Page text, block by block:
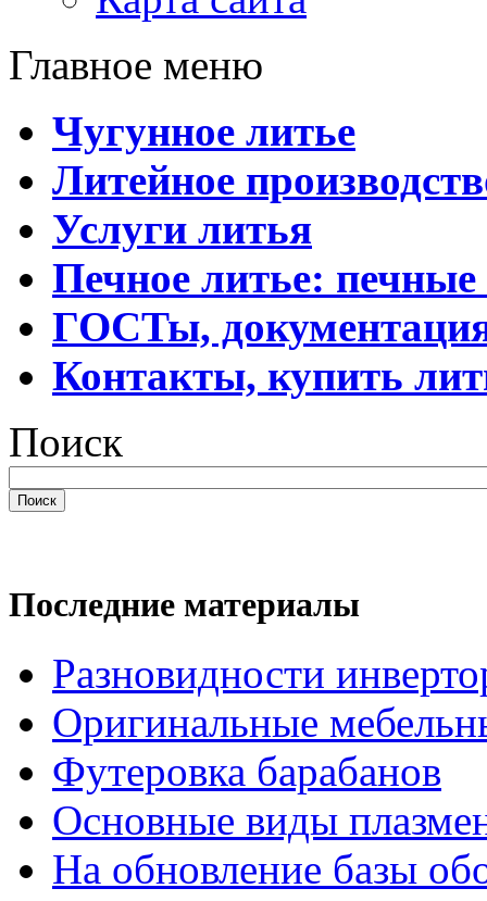
Главное меню
Чугунное литье
Литейное
Услуги литья
Печное литье:
ГОСТы,
Контакты, купить
Поиск
Поиск
Последние материалы
Разновидности
Оригинальные
Футеровка барабанов
Основные виды
На обновление базы